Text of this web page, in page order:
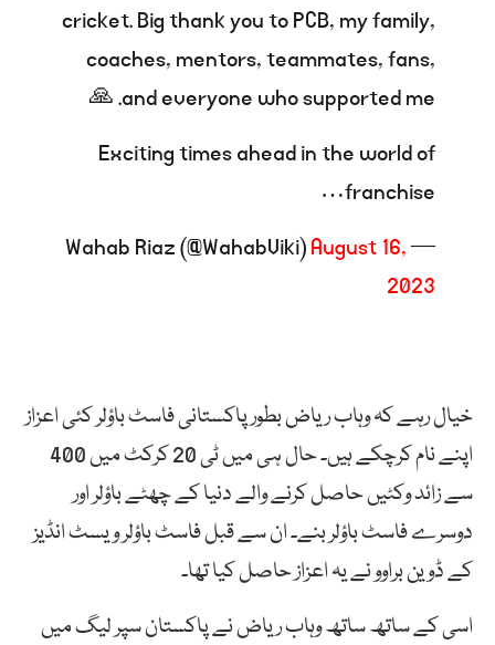
cricket. Big thank you to PCB, my family,
coaches, mentors, teammates, fans,
and everyone who supported me. 🙏
Exciting times ahead in the world of
franchise…
— Wahab Riaz (@WahabViki)
August 16,
2023
خیال رہے کہ وہاب ریاض بطور پاکستانی فاسٹ باؤلر کئی اعزاز
اپنے نام کرچکے ہیں۔ حال ہی میں ٹی 20 کرکٹ میں 400
سے زائد وکٹیں حاصل کرنے والے دنیا کے چھٹے باؤلر اور
دوسرے فاسٹ باؤلر بنے۔ ان سے قبل فاسٹ باؤلر ویسٹ انڈیز
کے ڈوین براوو نے یہ اعزاز حاصل کیا تھا۔
اسی کے ساتھ ساتھ وہاب ریاض نے پاکستان سپر لیگ میں